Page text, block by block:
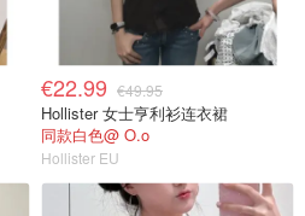
€22.99 €49.95
Hollister 女士亨利衫连衣裙
同款白色@ O.o
Hollister EU